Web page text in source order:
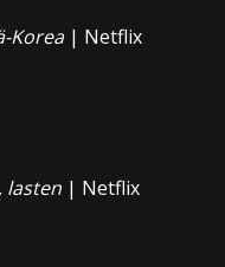
Korea| Netflix
lasten | Netflix